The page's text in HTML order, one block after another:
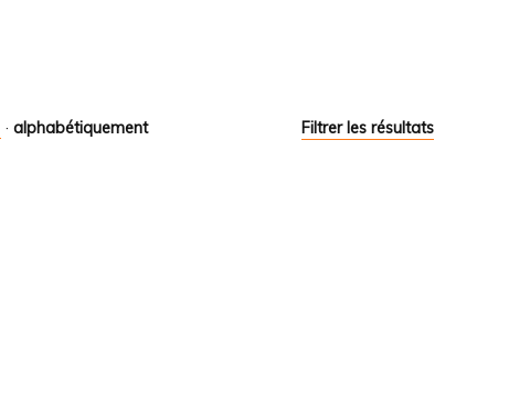
Filtrer les résultats
· alphabétiquement